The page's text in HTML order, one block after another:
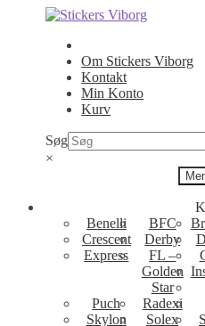
Spring
navigation
Spring
indhold
Om Stickers Viborg
Kontakt
Min Konto
Kurv
Søg
×
Benelli
BFC
Crescent
Derby
Express
FL –
Golden
Star
Puch
Radexi
Skylon
Solex